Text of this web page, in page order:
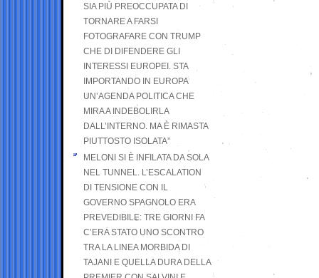
SIA PIÙ PREOCCUPATA DI
TORNARE A FARSI
FOTOGRAFARE CON TRUMP
CHE DI DIFENDERE GLI
INTERESSI EUROPEI. STA
IMPORTANDO IN EUROPA
UN’AGENDA POLITICA CHE
MIRA A INDEBOLIRLA
DALL’INTERNO. MA È RIMASTA
PIUTTOSTO ISOLATA”
MELONI SI È INFILATA DA SOLA
NEL TUNNEL. L’ESCALATION
DI TENSIONE CON IL
GOVERNO SPAGNOLO ERA
PREVEDIBILE: TRE GIORNI FA
C’ERA STATO UNO SCONTRO
TRA LA LINEA MORBIDA DI
TAJANI E QUELLA DURA DELLA